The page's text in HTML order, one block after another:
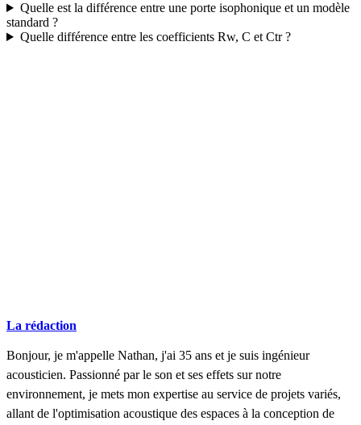
Quelle est la différence entre une porte isophonique et un modèle
standard ?
Quelle différence entre les coefficients Rw, C et Ctr ?
La rédaction
Bonjour, je m'appelle Nathan, j'ai 35 ans et je suis ingénieur
acousticien. Passionné par le son et ses effets sur notre
environnement, je mets mon expertise au service de projets variés,
allant de l'optimisation acoustique des espaces à la conception de